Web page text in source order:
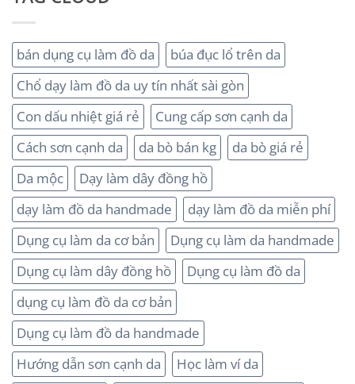
bán dụng cụ làm đồ da
búa đục lổ trên da
Chổ dạy làm đồ da uy tín nhất sài gòn
Con dấu nhiệt giá rẻ
Cung cấp sơn cạnh da
Cách sơn cạnh da
da bò bán kg
da bò giá rẻ
Da mộc
Dạy làm dây đồng hồ
dạy làm đồ da handmade
dạy làm đồ da miễn phí
Dụng cụ làm da cơ bản
Dụng cụ làm da handmade
Dụng cụ làm dây đồng hồ
Dụng cụ làm đồ da
dụng cụ làm đồ da cơ bản
Dụng cụ làm đồ da handmade
Hướng dẫn sơn cạnh da
Học làm ví da